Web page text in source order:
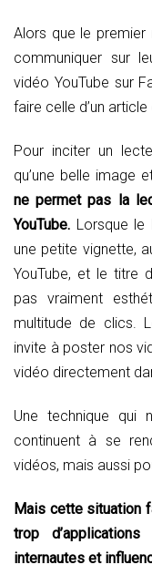
Alors que le
communiquer sur
vidéo YouTube sur
faire celle d’un
Pour inciter un
qu’une belle image
ne permet pas la
YouTube. Lorsque le
une petite vignette,
YouTube, et le titre
pas vraiment
multitude de clics.
invite à poster nos
vidéo directement
Une technique qui
continuent à se
vidéos, mais aussi
Mais cette situation
trop
internautes et